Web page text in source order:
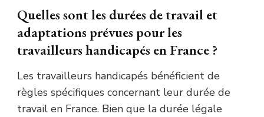
Quelles sont les durées de travail et
adaptations prévues pour les
travailleurs handicapés en France ?
Les travailleurs handicapés bénéficient de
règles spécifiques concernant leur durée de
travail en France. Bien que la durée légale